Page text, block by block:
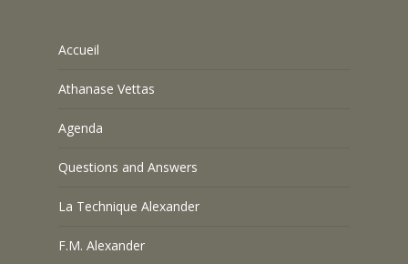
Accueil
Athanase Vettas
Agenda
Questions and Answers
La Technique Alexander
F.M. Alexander